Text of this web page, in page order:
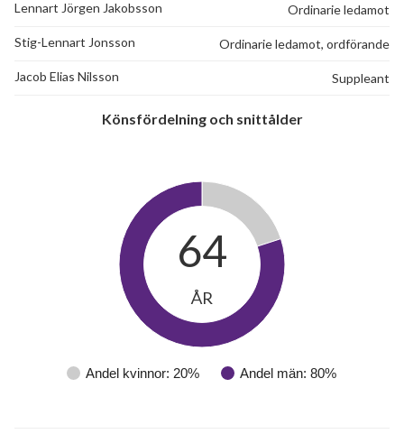
Lennart Jörgen Jakobsson Ordinarie ledamot
Stig-Lennart Jonsson Ordinarie ledamot, ordförande
Jacob Elias Nilsson Suppleant
Könsfördelning och snittålder
Andel kvinnor: 20% Andel män: 80%
64
ÅR